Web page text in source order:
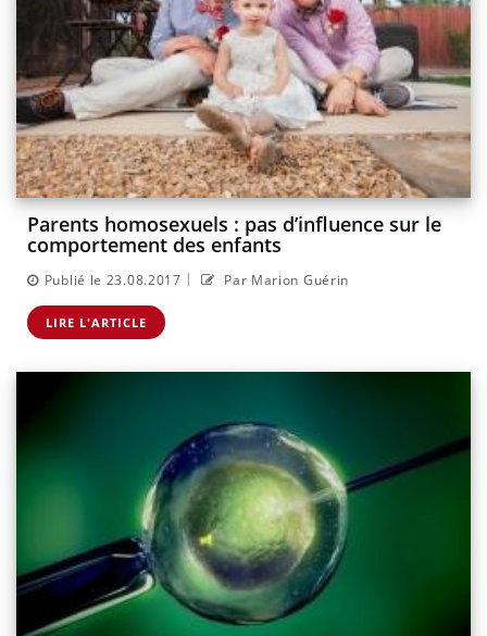
Parents homosexuels : pas d’influence sur le
comportement des enfants
Publié le 23.08.2017 | Par Marion Guérin
LIRE L'ARTICLE